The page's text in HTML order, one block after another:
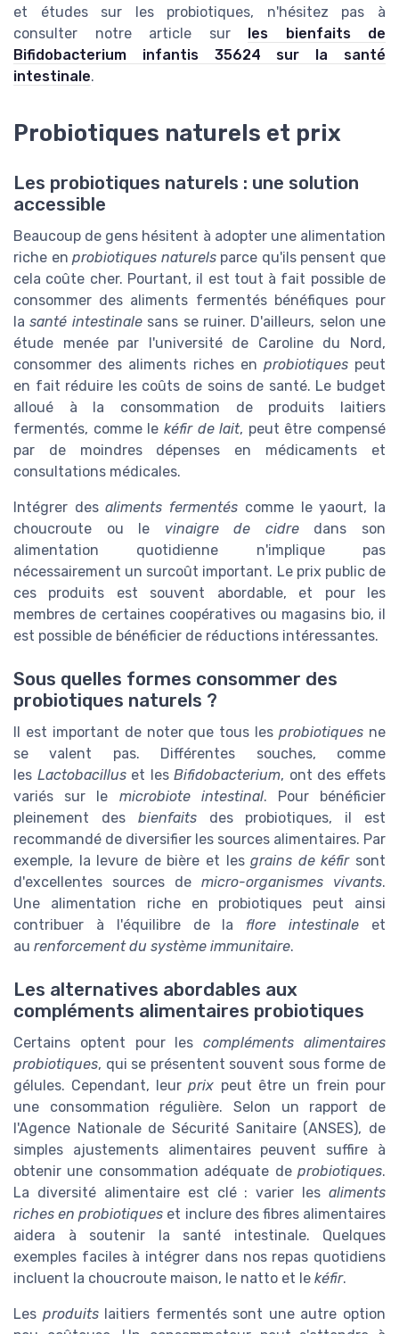
et études sur les probiotiques, n'hésitez pas à
consulter notre article sur les bienfaits de
Bifidobacterium infantis 35624 sur la santé
intestinale.
Probiotiques naturels et prix
Les probiotiques naturels : une solution
accessible
Beaucoup de gens hésitent à adopter une alimentation
riche enprobiotiques naturelsparce qu'ils pensent que
cela coûte cher. Pourtant, il est tout à fait possible de
consommer des aliments fermentés bénéfiques pour
lasanté intestinalesans se ruiner. D'ailleurs, selon une
étude menée par l'université de Caroline du Nord,
consommer des aliments riches en probiotiquespeut
en fait réduire les coûts de soins de santé. Le budget
alloué à la consommation de produits laitiers
fermentés, comme le kéfir de lait, peut être compensé
par de moindres dépenses en médicaments et
consultations médicales.
Intégrer desaliments fermentés comme le yaourt, la
choucroute ou le vinaigre de cidredans son
alimentation quotidienne n'implique pas
nécessairement un surcoût important. Le prix public de
ces produits est souvent abordable, et pour les
membres de certaines coopératives ou magasins bio, il
est possible de bénéficier de réductions intéressantes.
Sous quelles formes consommer des
probiotiques naturels ?
Il est important de noter que tous lesprobiotiques ne
se valent pas. Différentes souches, comme
les Lactobacilluset lesBifidobacterium, ont des effets
variés sur le microbiote intestinal. Pour bénéficier
pleinement des bienfaitsdes probiotiques, il est
recommandé de diversifier les sources alimentaires. Par
exemple, la levure de bière et lesgrains de kéfirsont
d'excellentes sources de micro-organismes vivants.
Une alimentation riche en probiotiques peut ainsi
contribuer à l'équilibre de la flore intestinale et
au renforcement du système immunitaire.
Les alternatives abordables aux
compléments alimentaires probiotiques
Certains optent pour lescompléments alimentaires
probiotiques, qui se présentent souvent sous forme de
gélules. Cependant, leurprix peut être un frein pour
une consommation régulière. Selon un rapport de
l'Agence Nationale de Sécurité Sanitaire (ANSES), de
simples ajustements alimentaires peuvent suffire à
obtenir une consommation adéquate de probiotiques.
La diversité alimentaire est clé : varier les aliments
riches en probiotiques et inclure des fibres alimentaires
aidera à soutenir la santé intestinale. Quelques
exemples faciles à intégrer dans nos repas quotidiens
incluent la choucroute maison, le natto et le kéfir.
Les produitslaitiers fermentés sont une autre option